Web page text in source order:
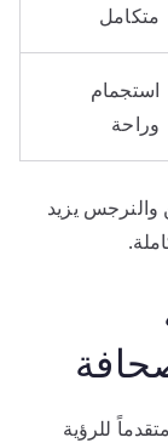
متكامل
استجمام
وراحة
والنرجس يزيد
للرؤية